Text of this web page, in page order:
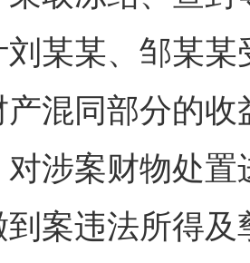
某某、邹某
产混同部分的
涉案财物处
案违法所得